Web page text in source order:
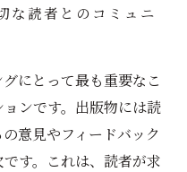
な読者とのコミュニ
にとって最も重要なこ
ンです。出版物には読
意見やフィードバック
す。これは、読者が求